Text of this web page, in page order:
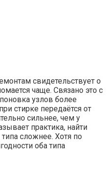
свидетельствует о
чаще. Связано это с
узлов более
стирке передаётся от
сильнее, чем у
практика, найти
сложнее. Хотя по
оба типа